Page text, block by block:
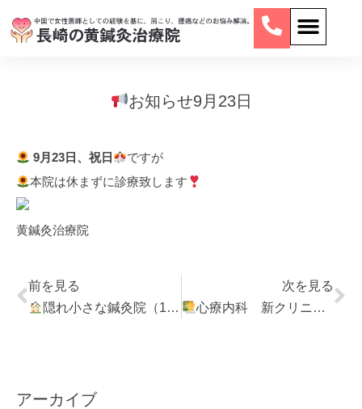
お知らせ9月23日
9月23日、祝日
ですが
本院は休まずに診療致します
黄鍼灸治療院
前を見る
隠れ小さな鍼灸院（11）お客様からの話
次を見る
心療内科 新クリニックの
アーカイブ